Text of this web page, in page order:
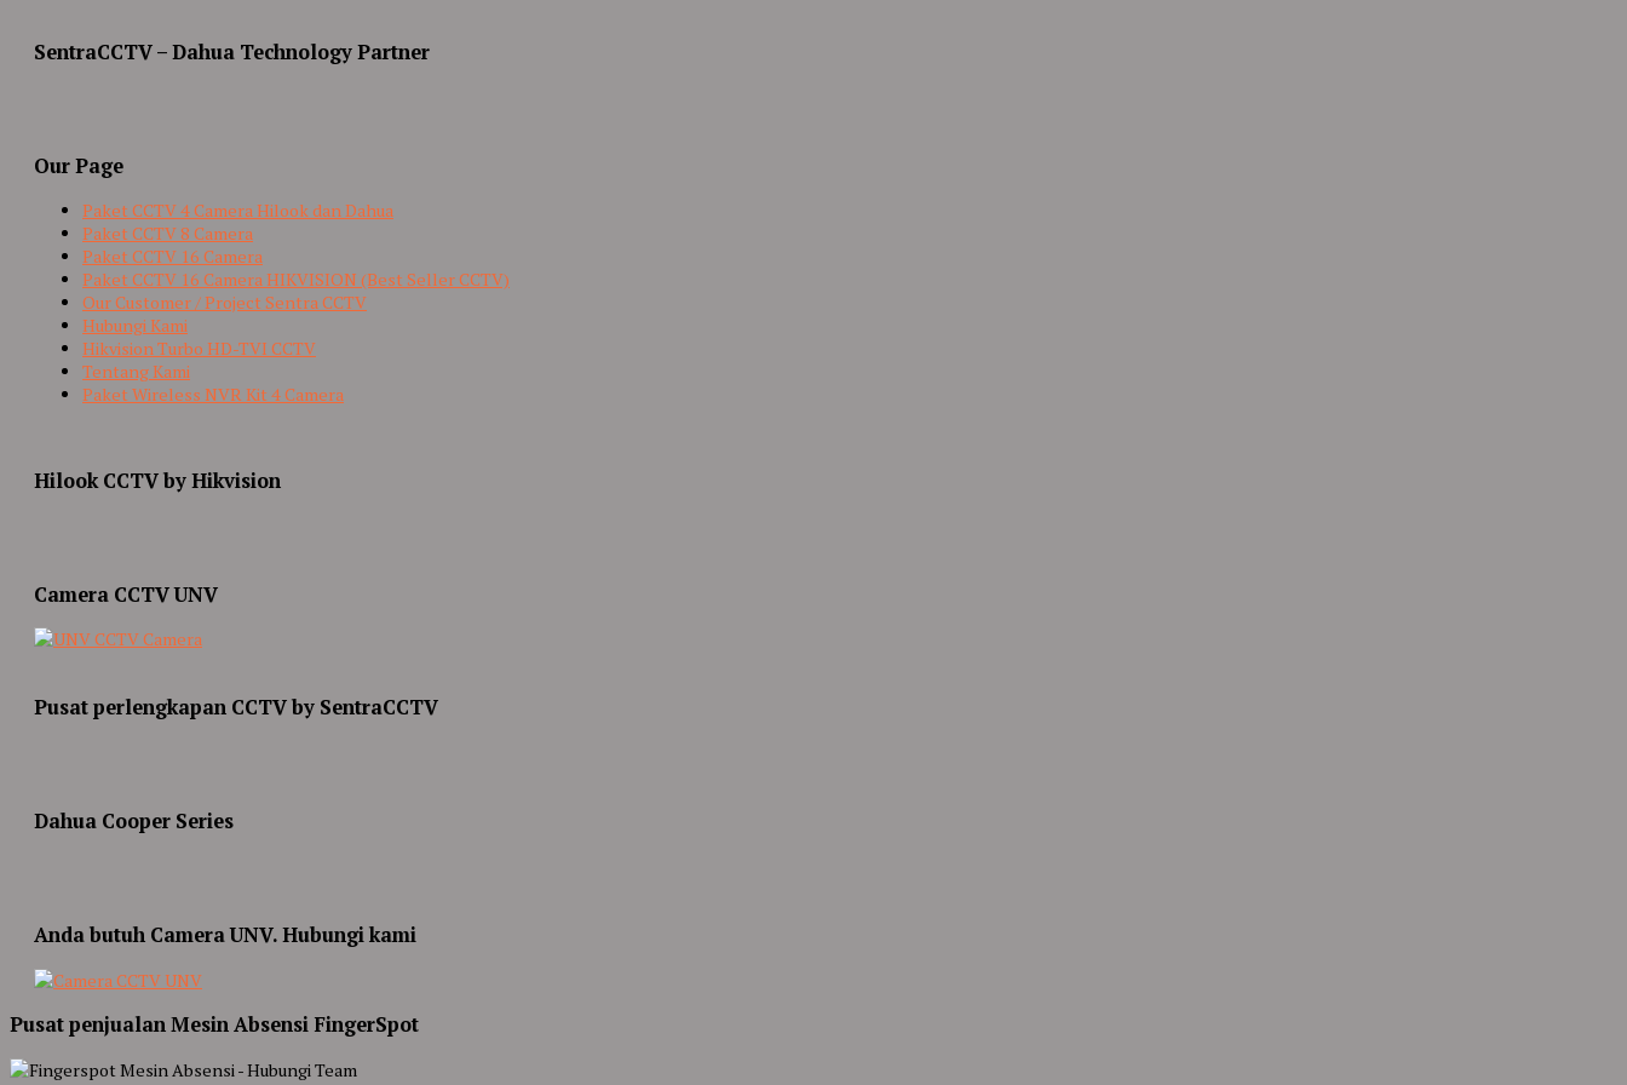
SentraCCTV – Dahua Technology Partner
Our Page
Paket CCTV 4 Camera Hilook dan Dahua
Paket CCTV 8 Camera
Paket CCTV 16 Camera
Paket CCTV 16 Camera HIKVISION (Best Seller CCTV)
Our Customer / Project Sentra CCTV
Hubungi Kami
Hikvision Turbo HD-TVI CCTV
Tentang Kami
Paket Wireless NVR Kit 4 Camera
Hilook CCTV by Hikvision
Camera CCTV UNV
Pusat perlengkapan CCTV by SentraCCTV
Dahua Cooper Series
Anda butuh Camera UNV. Hubungi kami
Pusat penjualan Mesin Absensi FingerSpot